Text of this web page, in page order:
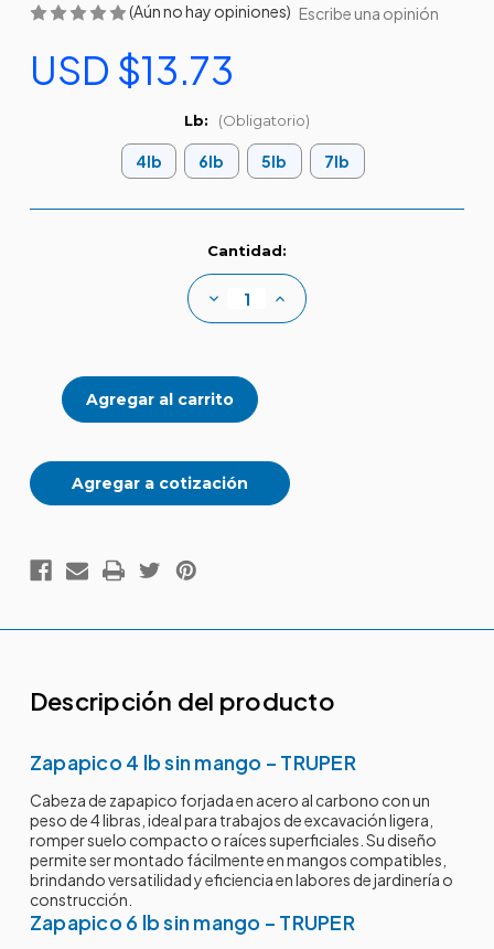
(Aún no hay opiniones) Escribe una opinión
USD $13.73
Lb: (Obligatorio)
4lb 6lb 5lb 7lb
Cantidad:
Disminuir
cantidad
sin
mango
Aumentar
cantidad
Agregar a cotización
Descripción del producto
Zapapico 4 lb sin mango – TRUPER
Cabeza de zapapico forjada en acero al carbono con un
peso de 4 libras, ideal para trabajos de excavación ligera,
romper suelo compacto o raíces superficiales. Su diseño
permite ser montado fácilmente en mangos compatibles,
brindando versatilidad y eficiencia en labores de jardinería o
construcción.
Zapapico 6 lb sin mango – TRUPER